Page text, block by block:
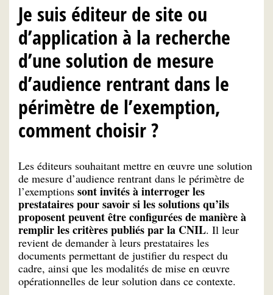
Je suis éditeur de site ou
d’application à la recherche
d’une solution de mesure
d’audience rentrant dans le
périmètre de l’exemption,
comment choisir ?
Les éditeurs souhaitant mettre en œuvre une solution
de mesure d’audience rentrant dans le périmètre de
l’exemptions sont invités à interroger les
prestataires pour savoir si les solutions qu’ils
proposent peuvent être configurées de manière à
remplir les critères publiés par la CNIL. Il leur
revient de demander à leurs prestataires les
documents permettant de justifier du respect du
cadre, ainsi que les modalités de mise en œuvre
opérationnelles de leur solution dans ce contexte.